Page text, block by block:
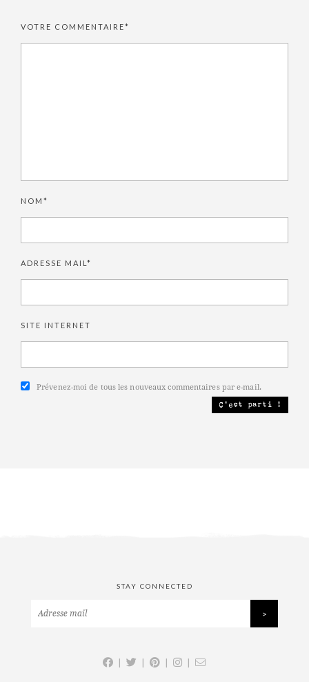
VOTRE COMMENTAIRE*
NOM*
ADRESSE MAIL*
SITE INTERNET
Prévenez-moi de tous les nouveaux commentaires par e-mail.
STAY CONNECTED
| | | |